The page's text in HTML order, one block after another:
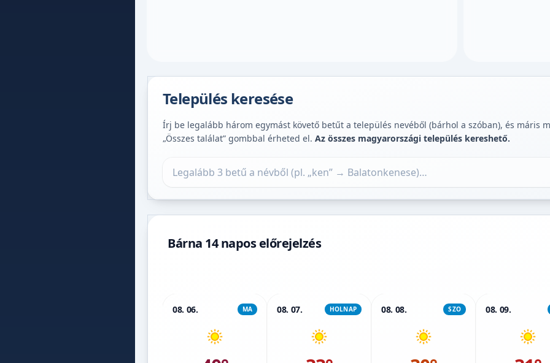
Település keresése
Írj be legalább három egymást követő betűt a település nevéből (bárhol a szóban), és máris
„Összes találat” gombbal érheted el. Az összes magyarországi település kereshető.
Bárna 14 napos előrejelzés
08. 06. MA 08. 07. HOLNAP 08. 08. SZO 08. 09.